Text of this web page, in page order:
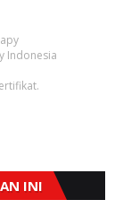
Indonesia
INI